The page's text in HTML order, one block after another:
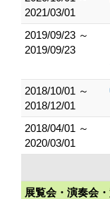
2021/03/01
2019/09/23 ～
2019/09/23
2018/10/01 ～
2018/12/01
2018/04/01 ～
2020/03/01
展覧会・演奏会